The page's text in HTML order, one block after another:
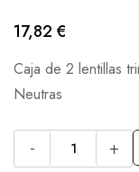
17,82 €
Caja de 2 lentillas
Neutras
- +